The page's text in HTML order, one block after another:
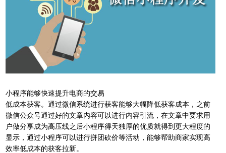
小程序能够快速提升电商的交易
低成本获客。通过微信系统进行获客能够大幅降低获客成本，之前
微信公众号通过好的文章内容可以进行内容引流，在文章中要求用
户做分享成为高压线之后小程序得天独厚的优质就得到更大程度的
显示，通过小程序可以进行拼团砍价等活动，能够帮助商家实现高
效率低成本的获客拉新。